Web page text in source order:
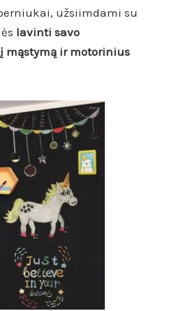
užsiimdami su
lavinti savo
mąstymą ir motorinius